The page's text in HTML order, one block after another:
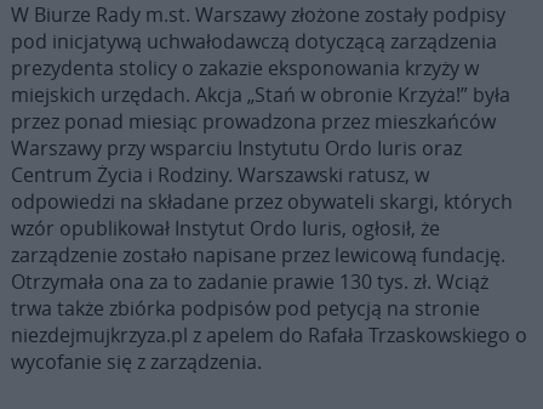
W Biurze Rady m.st. Warszawy złożone zostały podpisy
pod inicjatywą uchwałodawczą dotyczącą zarządzenia
prezydenta stolicy o zakazie eksponowania krzyży w
miejskich urzędach. Akcja „Stań w obronie Krzyża!” była
przez ponad miesiąc prowadzona przez mieszkańców
Warszawy przy wsparciu Instytutu Ordo Iuris oraz
Centrum Życia i Rodziny. Warszawski ratusz, w
odpowiedzi na składane przez obywateli skargi, których
wzór opublikował Instytut Ordo Iuris, ogłosił, że
zarządzenie zostało napisane przez lewicową fundację.
Otrzymała ona za to zadanie prawie 130 tys. zł. Wciąż
trwa także zbiórka podpisów pod petycją na stronie
niezdejmujkrzyza.pl z apelem do Rafała Trzaskowskiego o
wycofanie się z zarządzenia.